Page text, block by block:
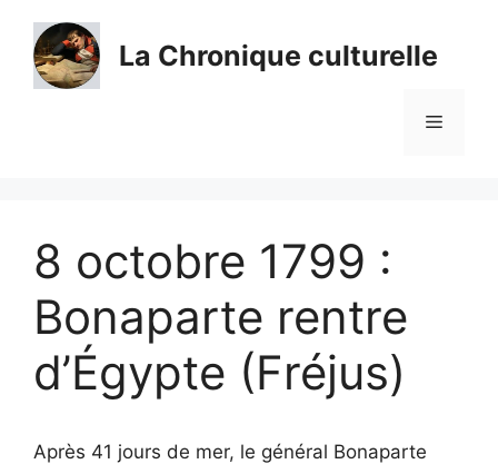
contenu
La Chronique culturelle
Menu
8 octobre 1799 :
Bonaparte rentre
d’Égypte (Fréjus)
Après 41 jours de mer, le général Bonaparte